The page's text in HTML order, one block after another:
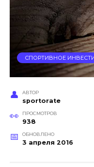
СПОРТИВНОЕ
АВТОР
sportorate
ПРОСМОТРОВ
938
ОБНОВЛЕНО
3 апреля 2016